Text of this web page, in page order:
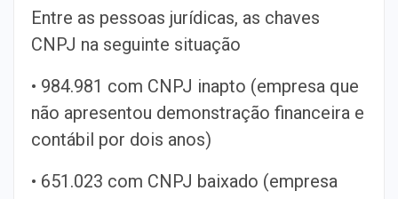
Entre as pessoas jurídicas, as chaves
CNPJ na seguinte situação
• 984.981 com CNPJ inapto (empresa que
não apresentou demonstração financeira e
contábil por dois anos)
• 651.023 com CNPJ baixado (empresa